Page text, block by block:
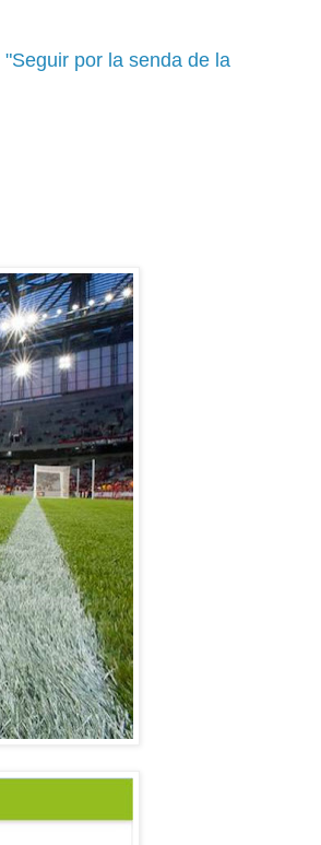
"Seguir por la senda de la